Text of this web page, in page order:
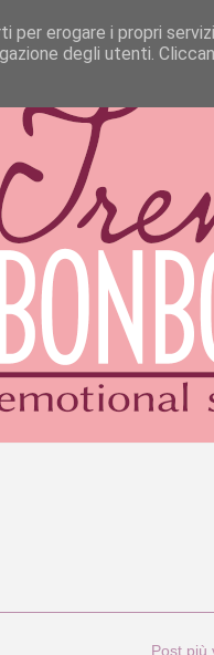
Post più
erogare i propri
degli utenti.